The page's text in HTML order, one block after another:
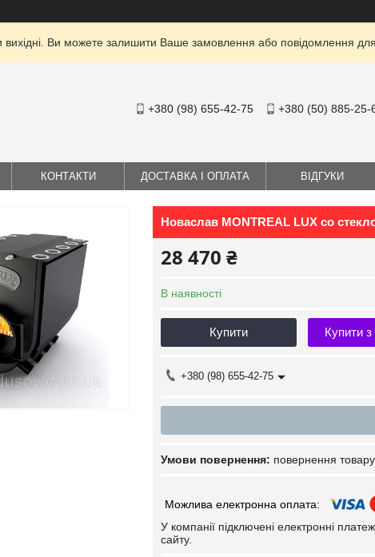
вихідні. Ви можете залишити Ваше замовлення або повідомлення
+380 (98) 655-42-75 +380 (50) 885-25-
КОНТАКТИ ДОСТАВКА І ОПЛАТА ВІДГУКИ
Новаслав MONTREAL LUX со
28 470 ₴
В наявності
Купити Купити з
+380 (98) 655-42-75
повернення
У компанії підключені електронні
сайту.